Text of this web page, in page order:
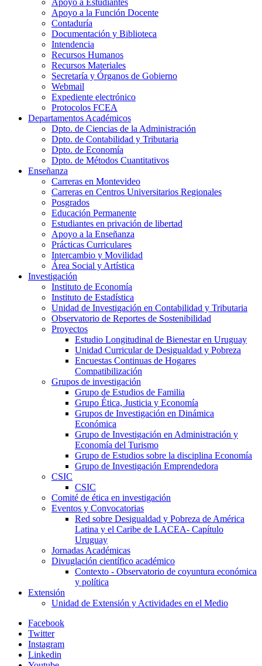
Apoyo a la Función Docente
Contaduría
Documentación y Biblioteca
Intendencia
Recursos Humanos
Recursos Materiales
Secretaría y Órganos de Gobierno
Webmail
Expediente electrónico
Protocolos FCEA
Departamentos Académicos
Dpto. de Ciencias de la Administración
Dpto. de Contabilidad y Tributaria
Dpto. de Economía
Dpto. de Métodos Cuantitativos
Enseñanza
Carreras en Montevideo
Carreras en Centros Universitarios Regionales
Posgrados
Educación Permanente
Estudiantes en privación de libertad
Apoyo a la Enseñanza
Prácticas Curriculares
Intercambio y Movilidad
Área Social y Artística
Investigación
Instituto de Economía
Instituto de Estadística
Unidad de Investigación en Contabilidad y Tributaria
Observatorio de Reportes de Sostenibilidad
Proyectos
Estudio Longitudinal de Bienestar en Uruguay
Unidad Curricular de Desigualdad y Pobreza
Encuestas Continuas de Hogares
Compatibilización
Grupos de investigación
Grupo de Estudios de Familia
Grupo Ética, Justicia y Economía
Grupos de Investigación en Dinámica
Económica
Grupo de Investigación en Administración y
Economía del Turismo
Grupo de Estudios sobre la disciplina Economía
Grupo de Investigación Emprendedora
CSIC
CSIC
Comité de ética en investigación
Eventos y Convocatorias
Red sobre Desigualdad y Pobreza de América
Latina y el Caribe de LACEA- Capítulo
Uruguay
Jornadas Académicas
Divuglación científico académico
Contexto - Observatorio de coyuntura económica
y política
Extensión
Unidad de Extensión y Actividades en el Medio
Facebook
Twitter
Instagram
Linkedin